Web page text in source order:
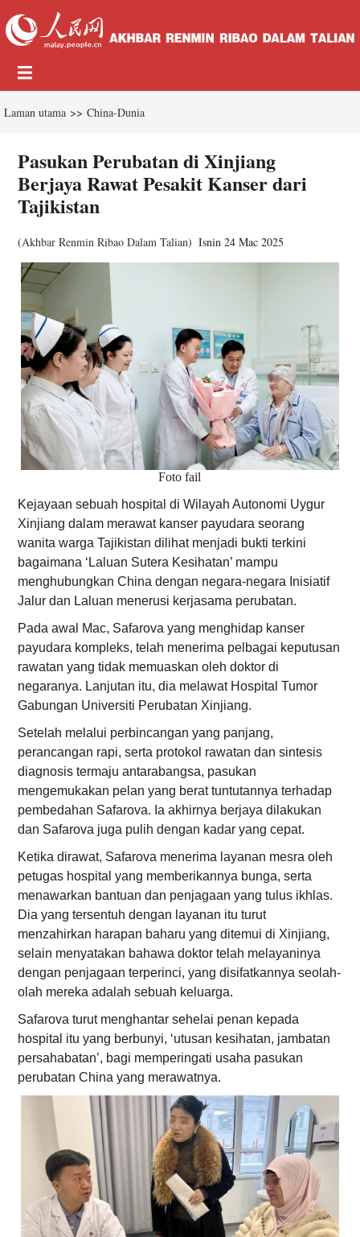
Laman utama >> China-Dunia
Pasukan Perubatan di Xinjiang
Berjaya Rawat Pesakit Kanser dari
Tajikistan
(Akhbar Renmin Ribao Dalam Talian) Isnin 24 Mac 2025
Foto fail
Kejayaan sebuah hospital di Wilayah Autonomi Uygur
Xinjiang dalam merawat kanser payudara seorang
wanita warga Tajikistan dilihat menjadi bukti terkini
bagaimana ‘Laluan Sutera Kesihatan’ mampu
menghubungkan China dengan negara-negara Inisiatif
Jalur dan Laluan menerusi kerjasama perubatan.
Pada awal Mac, Safarova yang menghidap kanser
payudara kompleks, telah menerima pelbagai keputusan
rawatan yang tidak memuaskan oleh doktor di
negaranya. Lanjutan itu, dia melawat Hospital Tumor
Gabungan Universiti Perubatan Xinjiang.
Setelah melalui perbincangan yang panjang,
perancangan rapi, serta protokol rawatan dan sintesis
diagnosis termaju antarabangsa, pasukan
mengemukakan pelan yang berat tuntutannya terhadap
pembedahan Safarova. Ia akhirnya berjaya dilakukan
dan Safarova juga pulih dengan kadar yang cepat.
Ketika dirawat, Safarova menerima layanan mesra oleh
petugas hospital yang memberikannya bunga, serta
menawarkan bantuan dan penjagaan yang tulus ikhlas.
Dia yang tersentuh dengan layanan itu turut
menzahirkan harapan baharu yang ditemui di Xinjiang,
selain menyatakan bahawa doktor telah melayaninya
dengan penjagaan terperinci, yang disifatkannya seolah-
olah mereka adalah sebuah keluarga.
Safarova turut menghantar sehelai penan kepada
hospital itu yang berbunyi, ‘utusan kesihatan, jambatan
persahabatan’, bagi memperingati usaha pasukan
perubatan China yang merawatnya.